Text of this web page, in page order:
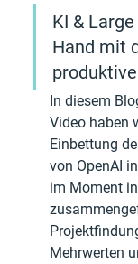
KI &
Hand mit
In diesem
Video haben
Einbettung
von OpenAI
im Moment
Mehrwerten